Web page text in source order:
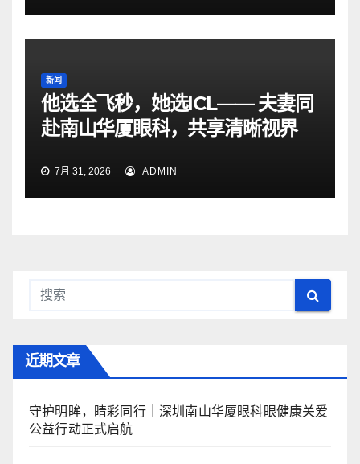
新闻
他选全飞秒，她选ICL—— 夫妻同
赴南山华厦眼科，共享清晰视界
7月 31, 2026 ADMIN
近期文章
守护明眸，睛彩同行｜深圳南山华厦眼科眼健康关爱
公益行动正式启航